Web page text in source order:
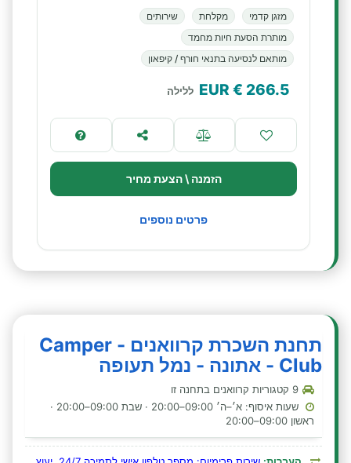
מזגן קדמי מקלחת
שירותים
מותרת הסעת חיות מחמד
מותאם לנסיעה בתנאי חורף / קיפאון
266.5
€ EUR ללילה
הזמנה \ הצעת מחיר
פרטים נוספים
תחנת השכרת קרוואנים - Camper
Club - אתונה - נמל תעופה
שעות איסוף: א׳–ה׳ 09:00–20:00 · שבת 09:00–20:00 ·
ראשון 09:00–20:00